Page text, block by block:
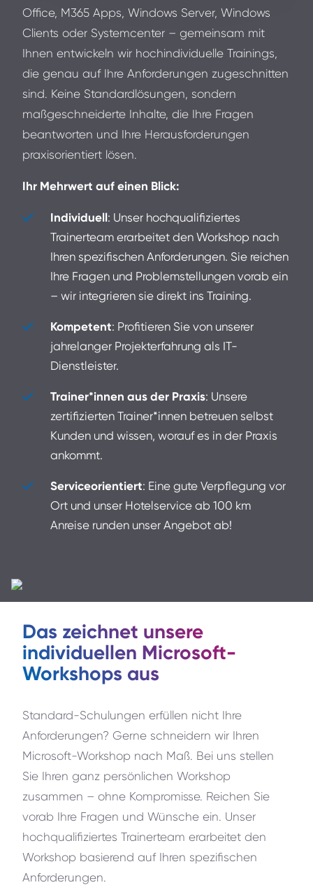
Office, M365 Apps, Windows Server, Windows
Clients oder Systemcenter – gemeinsam mit
Ihnen entwickeln wir hochindividuelle Trainings,
die genau auf Ihre Anforderungen zugeschnitten
sind. Keine Standardlösungen, sondern
maßgeschneiderte Inhalte, die Ihre Fragen
beantworten und Ihre Herausforderungen
praxisorientiert lösen.
Ihr Mehrwert auf einen Blick:
Individuell: Unser hochqualifiziertes
Trainerteam erarbeitet den Workshop nach
Ihren spezifischen Anforderungen. Sie reichen
Ihre Fragen und Problemstellungen vorab ein
– wir integrieren sie direkt ins Training.
Kompetent: Profitieren Sie von unserer
jahrelanger Projekterfahrung als IT-
Dienstleister.
Trainer*innen aus der Praxis: Unsere
zertifizierten Trainer*innen betreuen selbst
Kunden und wissen, worauf es in der Praxis
ankommt.
Serviceorientiert: Eine gute Verpflegung vor
Ort und unser Hotelservice ab 100 km
Anreise runden unser Angebot ab!
Das zeichnet unsere
individuellen Microsoft-
Workshops aus
Standard-Schulungen erfüllen nicht Ihre
Anforderungen? Gerne schneidern wir Ihren
Microsoft-Workshop nach Maß. Bei uns stellen
Sie Ihren ganz persönlichen Workshop
zusammen – ohne Kompromisse. Reichen Sie
vorab Ihre Fragen und Wünsche ein. Unser
hochqualifiziertes Trainerteam erarbeitet den
Workshop basierend auf Ihren spezifischen
Anforderungen.